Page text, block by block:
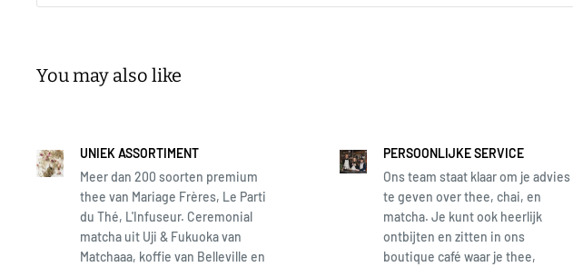
bovenste mandje te plaatsen om te voorkomen dat er kracht en gewicht op wordt
uitgeoefend. Niet in de buurt van open vuur plaatsen. Gebruik geen schurende
You may also like
UNIEK ASSORTIMENT
Meer dan 200 soorten premium
thee van Mariage Frères, Le Parti
du Thé, L'Infuseur. Ceremonial
matcha uit Uji & Fukuoka van
Matchaaa, koffie van Belleville en
PERSOONLIJKE SERVICE
Ons team staat klaar om je advies
te geven over thee, chai, en
matcha. Je kunt ook heerlijk
ontbijten en zitten in ons
boutique café waar je thee,